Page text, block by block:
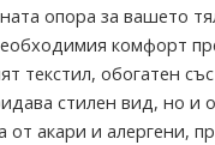
опора за вашето
комфорт
текстил, обогатен
стилен вид, но и
от акари и алергени,